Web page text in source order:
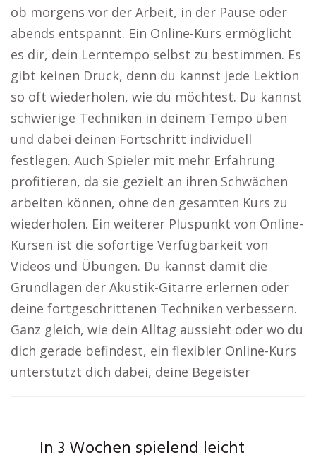
ob morgens vor der Arbeit, in der Pause oder
abends entspannt. Ein Online-Kurs ermöglicht
es dir, dein Lerntempo selbst zu bestimmen. Es
gibt keinen Druck, denn du kannst jede Lektion
so oft wiederholen, wie du möchtest. Du kannst
schwierige Techniken in deinem Tempo üben
und dabei deinen Fortschritt individuell
festlegen. Auch Spieler mit mehr Erfahrung
profitieren, da sie gezielt an ihren Schwächen
arbeiten können, ohne den gesamten Kurs zu
wiederholen. Ein weiterer Pluspunkt von Online-
Kursen ist die sofortige Verfügbarkeit von
Videos und Übungen. Du kannst damit die
Grundlagen der Akustik-Gitarre erlernen oder
deine fortgeschrittenen Techniken verbessern.
Ganz gleich, wie dein Alltag aussieht oder wo du
dich gerade befindest, ein flexibler Online-Kurs
unterstützt dich dabei, deine Begeister
In 3 Wochen spielend leicht